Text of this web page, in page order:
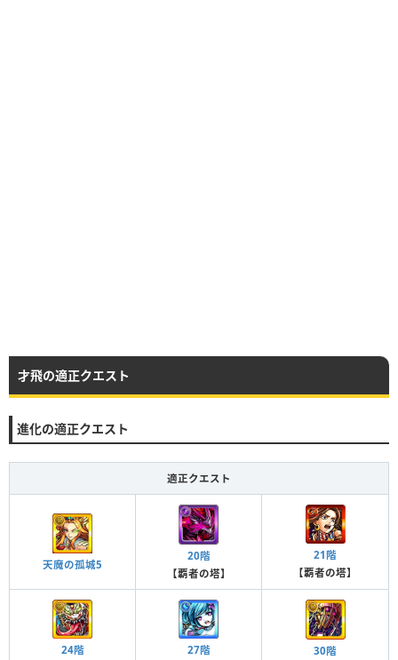
才飛の適正クエスト
進化の適正クエスト
適正クエスト
天魔の孤城5
20階
【覇者の塔】
21階
【覇者の塔】
24階
27階
30階